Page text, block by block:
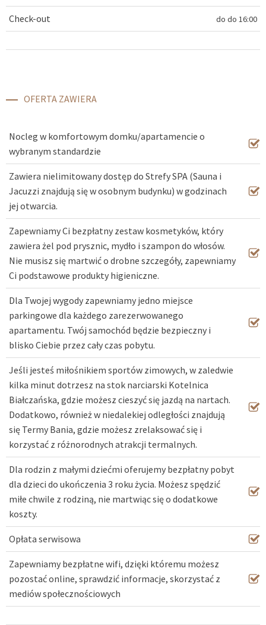
Check-out do do 16:00
OFERTA ZAWIERA
Nocleg w komfortowym domku/apartamencie o
wybranym standardzie
Zawiera nielimitowany dostęp do Strefy SPA (Sauna i
Jacuzzi znajdują się w osobnym budynku) w godzinach
jej otwarcia.
Zapewniamy Ci bezpłatny zestaw kosmetyków, który
zawiera żel pod prysznic, mydło i szampon do włosów.
Nie musisz się martwić o drobne szczegóły, zapewniamy
Ci podstawowe produkty higieniczne.
Dla Twojej wygody zapewniamy jedno miejsce
parkingowe dla każdego zarezerwowanego
apartamentu. Twój samochód będzie bezpieczny i
blisko Ciebie przez cały czas pobytu.
Jeśli jesteś miłośnikiem sportów zimowych, w zaledwie
kilka minut dotrzesz na stok narciarski Kotelnica
Białczańska, gdzie możesz cieszyć się jazdą na nartach.
Dodatkowo, również w niedalekiej odległości znajdują
się Termy Bania, gdzie możesz zrelaksować się i
korzystać z różnorodnych atrakcji termalnych.
Dla rodzin z małymi dziećmi oferujemy bezpłatny pobyt
dla dzieci do ukończenia 3 roku życia. Możesz spędzić
miłe chwile z rodziną, nie martwiąc się o dodatkowe
koszty.
Opłata serwisowa
Zapewniamy bezpłatne wifi, dzięki któremu możesz
pozostać online, sprawdzić informacje, skorzystać z
mediów społecznościowych